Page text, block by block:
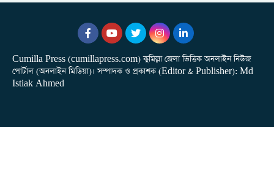
Cumilla Press (cumillapress.com) কুমিল্লা জেলা ভিত্তিক অনলাইন নিউজ
পোর্টাল (অনলাইন মিডিয়া)। সম্পাদক ও প্রকাশক (Editor & Publisher): Md
Istiak Ahmed